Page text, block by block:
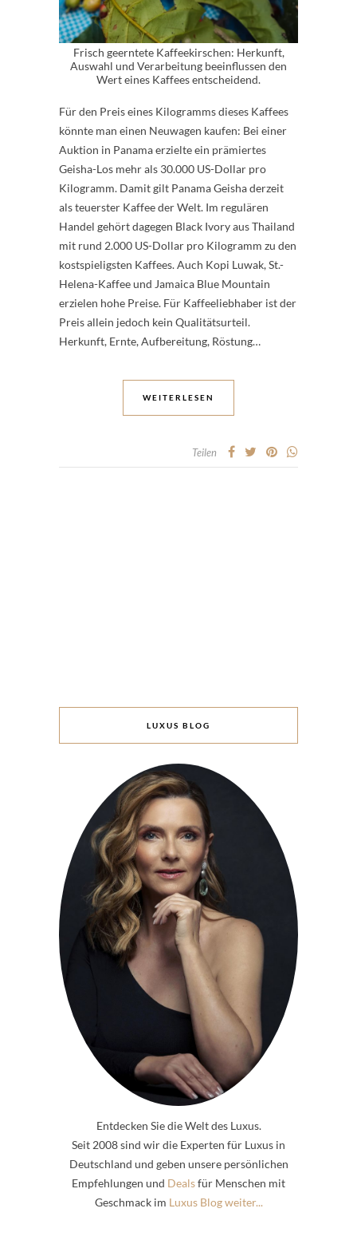
Frisch geerntete Kaffeekirschen: Herkunft,
Auswahl und Verarbeitung beeinflussen den
Wert eines Kaffees entscheidend.
Für den Preis eines Kilogramms dieses Kaffees
könnte man einen Neuwagen kaufen: Bei einer
Auktion in Panama erzielte ein prämiertes
Geisha-Los mehr als 30.000 US-Dollar pro
Kilogramm. Damit gilt Panama Geisha derzeit
als teuerster Kaffee der Welt. Im regulären
Handel gehört dagegen Black Ivory aus Thailand
mit rund 2.000 US-Dollar pro Kilogramm zu den
kostspieligsten Kaffees. Auch Kopi Luwak, St.-
Helena-Kaffee und Jamaica Blue Mountain
erzielen hohe Preise. Für Kaffeeliebhaber ist der
Preis allein jedoch kein Qualitätsurteil.
Herkunft, Ernte, Aufbereitung, Röstung…
WEITERLESEN
Teilen
LUXUS BLOG
Entdecken Sie die Welt des Luxus.
Seit 2008 sind wir die Experten für Luxus in
Deutschland und geben unsere persönlichen
Empfehlungen und Dealsfür Menschen mit
Geschmack im Luxus Blog weiter...